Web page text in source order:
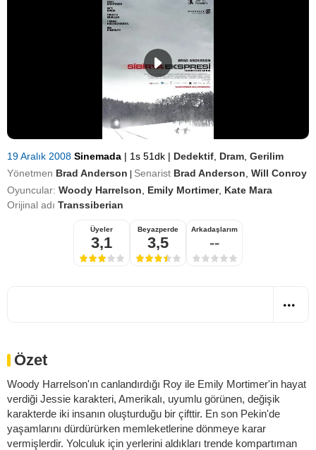
19 Aralık 2008 Sinemada | 1s 51dk | Dedektif Dram Gerilim
Yönetmen Brad Anderson Senarist Brad Anderson Will Conroy
Oyuncular: Woody Harrelson Emily Mortimer, Kate Mara
Orijinal adı Transsiberian
Üyeler
3,1
Beyazperde
3,5
Arkadaşlarım
--
Özet
Woody Harrelson'ın canlandırdığı Roy ile Emily Mortimer'in hayat
verdiği Jessie karakteri, Amerikalı, uyumlu görünen, değişik
karakterde iki insanın oluşturduğu bir çifttir. En son Pekin'de
yaşamlarını dürdürürken memleketlerine dönmeye karar
vermişlerdir. Yolculuk için yerlerini aldıkları trende kompartıman